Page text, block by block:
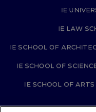
IE
IE LAW
IE SCHOOL OF
IE SCHOOL OF
IE SCHOOL OF